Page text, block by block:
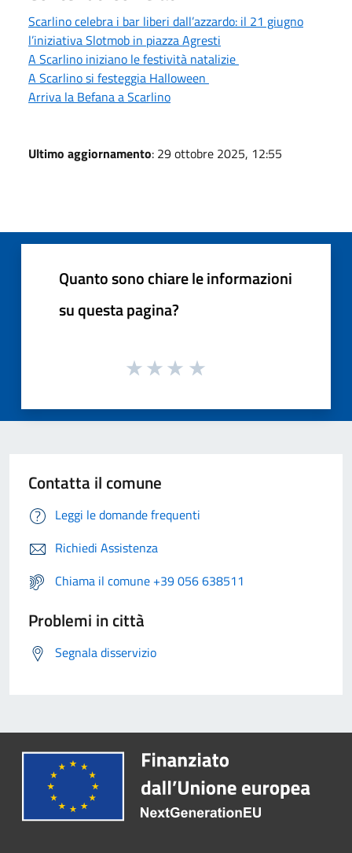
Scarlino celebra i bar liberi dall’azzardo: il 21 giugno
l’iniziativa Slotmob in piazza Agresti
A Scarlino iniziano le festività natalizie
A Scarlino si festeggia Halloween
Arriva la Befana a Scarlino
Ultimo aggiornamento: 29 ottobre 2025, 12:55
Quanto sono chiare le informazioni
su questa pagina?
Contatta il comune
Leggi le domande frequenti
Richiedi Assistenza
Chiama il comune +39 056 638511
Problemi in città
Segnala disservizio